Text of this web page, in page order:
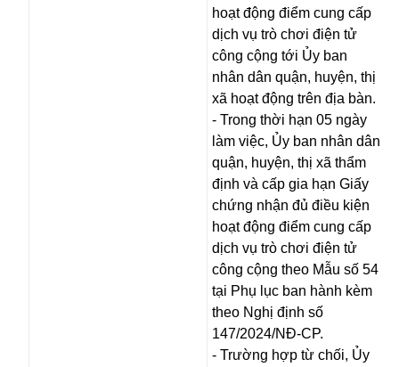
hoạt động điểm cung cấp
dịch vụ trò chơi điện tử
công cộng tới Ủy ban
nhân dân quận, huyện, thị
xã hoạt động trên địa bàn.
- Trong thời hạn 05 ngày
làm việc, Ủy ban nhân dân
quận, huyện, thị xã thẩm
định và cấp gia hạn Giấy
chứng nhận đủ điều kiện
hoạt động điểm cung cấp
dịch vụ trò chơi điện tử
công cộng theo Mẫu số 54
tại Phụ lục ban hành kèm
theo Nghị định số
147/2024/NĐ-CP.
- Trường hợp từ chối, Ủy